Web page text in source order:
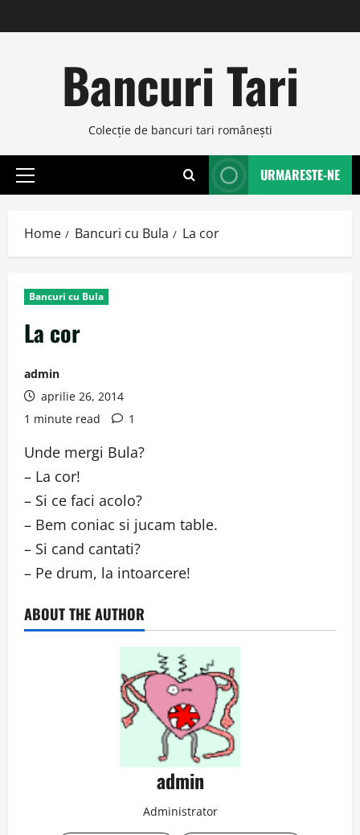
to
Bancuri Tari
Colecţie de bancuri tari româneşti
Primary
URMARESTE-NE
Home Bancuri cu Bula La cor
Bancuri cu Bula
La cor
admin
aprilie 26, 2014
1 minute read
1
Unde mergi Bula?
– La cor!
– Si ce faci acolo?
– Bem coniac si jucam table.
– Si cand cantati?
– Pe drum, la intoarcere!
ABOUT THE AUTHOR
admin
Administrator